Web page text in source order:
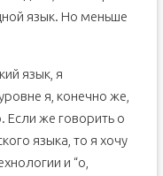
в обучении
язык дома: 156
лучших» ресурсов
язык. Но меньше
язык, я
я, конечно же,
Если же говорить о
языка, то я хочу
и “о,